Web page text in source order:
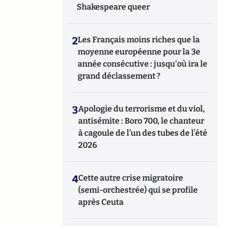
Shakespeare queer
2Les Français moins riches que la
moyenne européenne pour la 3e
année consécutive : jusqu'où ira le
grand déclassement ?
3Apologie du terrorisme et du viol,
antisémite : Boro 700, le chanteur
à cagoule de l’un des tubes de l’été
2026
4Cette autre crise migratoire
(semi-orchestrée) qui se profile
après Ceuta